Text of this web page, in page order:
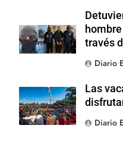
través
Diario
Las
Diario